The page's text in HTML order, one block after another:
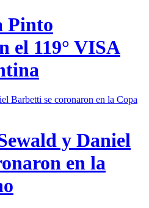
Pinto
el 119° VISA
y Daniel
en la